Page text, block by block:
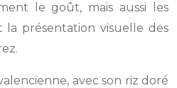
le goût, mais aussi les
la présentation visuelle des
avec son riz doré